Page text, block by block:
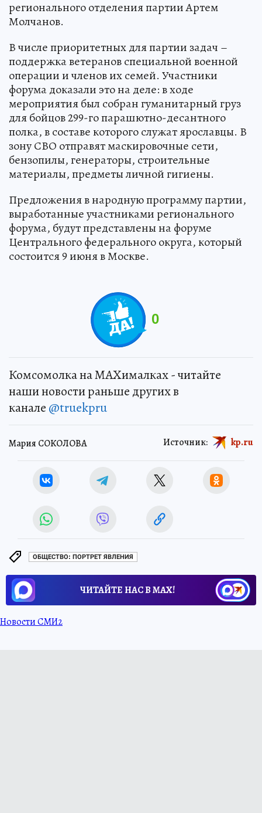
регионального отделения партии Артем
Молчанов.
В числе приоритетных для партии задач –
поддержка ветеранов специальной военной
операции и членов их семей. Участники
форума доказали это на деле: в ходе
мероприятия был собран гуманитарный груз
для бойцов 299-го парашютно-десантного
полка, в составе которого служат ярославцы. В
зону СВО отправят маскировочные сети,
бензопилы, генераторы, строительные
материалы, предметы личной гигиены.
Предложения в народную программу партии,
выработанные участниками регионального
форума, будут представлены на форуме
Центрального федерального округа, который
состоится 9 июня в Москве.
0
Комсомолка на MAXималках - читайте
наши новости раньше других в
канале @truekpru
Мария СОКОЛОВА Источник: kp.ru
ОБЩЕСТВО: ПОРТРЕТ ЯВЛЕНИЯ
ЧИТАЙТЕ НАС В МАХ!
Новости СМИ2